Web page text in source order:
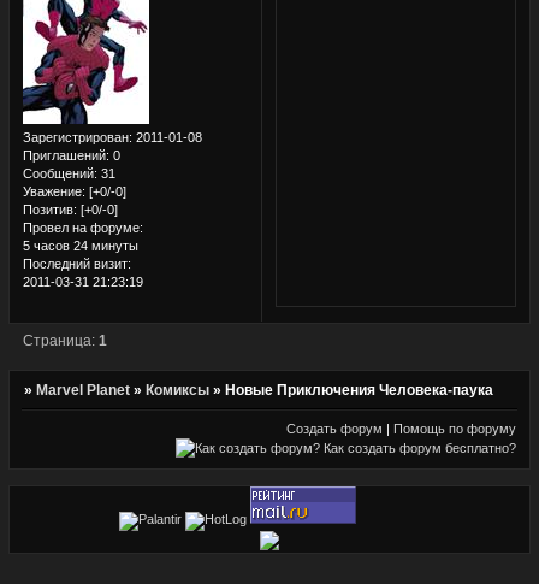
Зарегистрирован: 2011-01-08
Приглашений: 0
Сообщений: 31
Уважение: [+0/-0]
Позитив: [+0/-0]
Провел на форуме:
5 часов 24 минуты
Последний визит:
2011-03-31 21:23:19
Страница: 1
» Marvel Planet » Комиксы » Новые Приключения Человека-паука
Создать форум | Помощь по форуму